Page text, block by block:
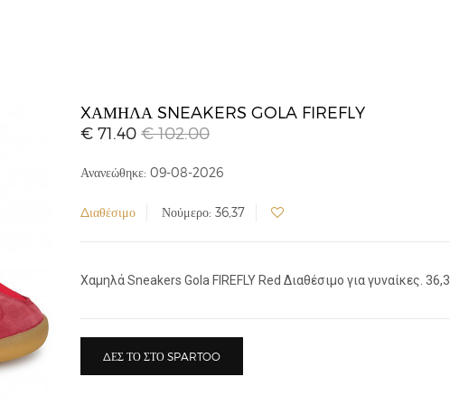
XΑΜΗΛΆ SNEAKERS GOLA FIREFLY
€ 71.40 € 102.00
Ανανεώθηκε: 09-08-2026
Διαθέσιμο Νούμερο: 36,37
Xαμηλά Sneakers Gola FIREFLY Red Διαθέσιμο για γυναίκες.
ΔΕΣ ΤΟ ΣΤΟ SPARTOO